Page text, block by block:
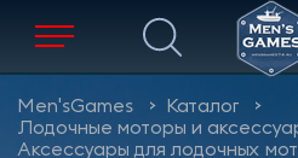
Men'sGames
Каталог
Лодочные моторы и
Аксессуары для лодочных